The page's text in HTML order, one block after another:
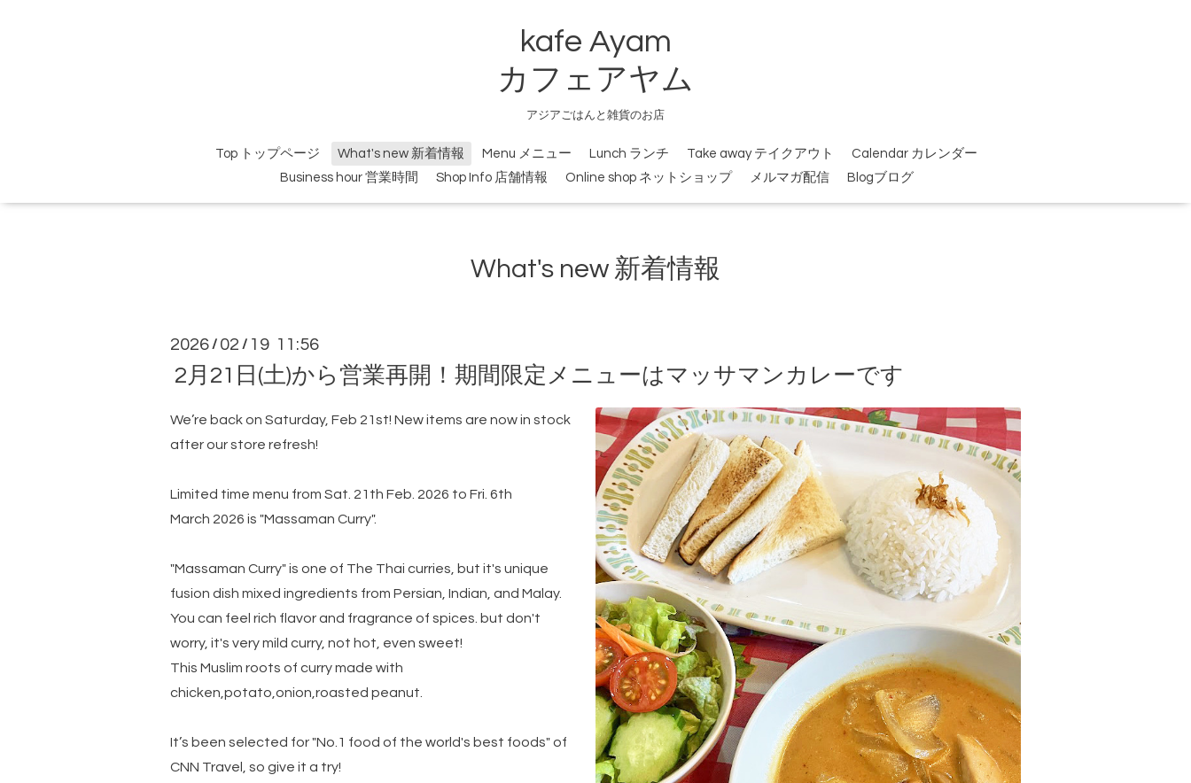
kafe Ayam
カフェアヤム
アジアごはんと雑貨のお店
Top トップページ What's new 新着情報 Menu メニュー Lunch ランチ Take away テイクアウト
Calendar カレンダー
Business hour 営業時間
Shop Info 店舗情報 Online shop ネットショップ メルマガ配信 Blogブログ
What's new 新着情報
2026 / 02 / 19 11:56
2月21日(土)から営業再開！期間限定メニューはマッサマンカレーです
We’re back on Saturday, Feb 21st! New items are now in stock
after our store refresh!
Limited time menu from Sat. 21th Feb. 2026 to Fri. 6th
March 2026 is "Massaman Curry".
"Massaman Curry" is one of The Thai curries, but it's unique
fusion dish mixed ingredients from Persian, Indian, and Malay.
You can feel rich flavor and fragrance of spices. but don't
worry, it's very mild curry, not hot, even sweet!
This Muslim roots of curry made with
chicken,potato,onion,roasted peanut.
It’s been selected for "No.1 food of the world's best foods" of
CNN Travel, so give it a try!